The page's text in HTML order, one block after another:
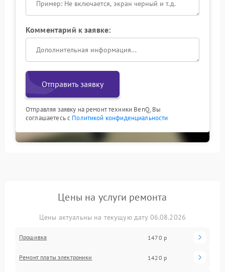
Комментарий к заявке:
Отправить заявку
Отправляя заявку на ремонт техники BenQ, Вы
соглашаетесь с Политикой конфиденциальности
Цены на услуги ремонта
Цены актуальны на текущую дату 06.08.2026
Прошивка 1470 р
Ремонт платы электроники 1420 р